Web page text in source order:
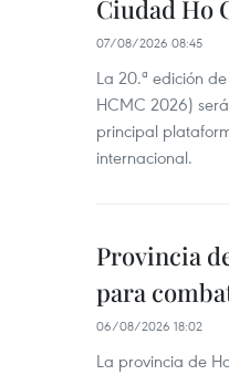
Ciudad Ho
07/08/2026 08:45
La 20.ª edición
HCMC 2026)
principal
internacional.
Provincia
para
06/08/2026 18:02
La provincia de